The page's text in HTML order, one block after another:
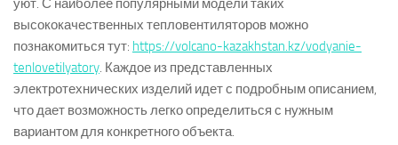
уют. С наиболее популярными модели таких
высококачественных тепловентиляторов можно
познакомиться тут: https://volcano-kazakhstan.kz/vodyanie-
tenlovetilyatory. Каждое из представленных
электротехнических изделий идет с подробным описанием,
что дает возможность легко определиться с нужным
вариантом для конкретного объекта.